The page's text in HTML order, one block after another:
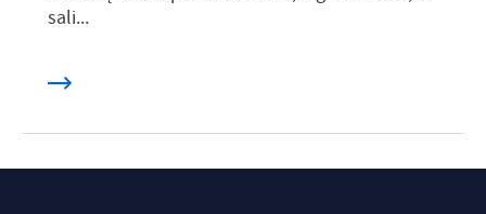
sali...